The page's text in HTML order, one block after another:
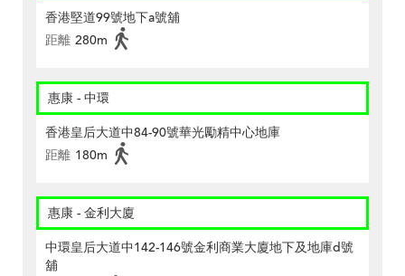
香港堅道99號地下a號舖
距離 280m
惠康 - 中環
香港皇后大道中84-90號華光勵精中心地庫
距離 180m
惠康 - 金利大廈
中環皇后大道中142-146號金利商業大廈地下及地庫d號
舖